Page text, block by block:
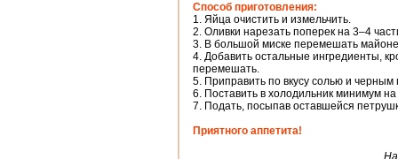
Способ приготовления:
1. Яйца очистить и измельчить.
2. Оливки нарезать поперек на 3–4
3. В большой миске перемешать
4. Добавить остальные ингредиенты,
перемешать.
5. Приправить по вкусу солью и
6. Поставить в холодильник минимум на
7. Подать, посыпав оставшейся
Приятного аппетита!